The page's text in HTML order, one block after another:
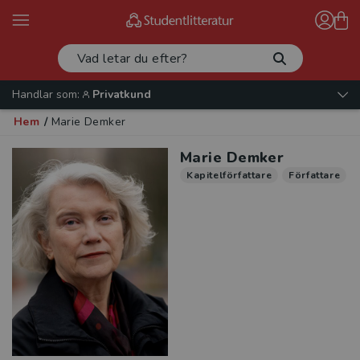
Handlar som:
Privatkund
Hem / Marie Demker
Marie Demker
Kapitelförfattare Författare